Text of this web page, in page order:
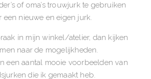
of oma’s trouwjurk te gebruiken
een nieuwe en eigen jurk.
in mijn winkel/atelier, dan kijken
naar de mogelijkheden.
een aantal mooie voorbeelden van
die ik gemaakt heb.